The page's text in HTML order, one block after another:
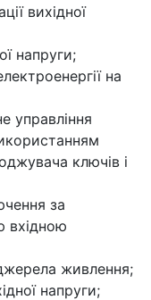
вихідної
напруги;
на
управління
ключів і
за
вхідною
живлення;
напруги;